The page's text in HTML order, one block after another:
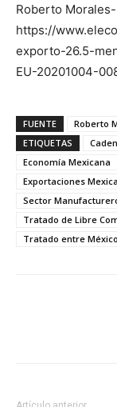
Roberto Morales-
https://
exporto-26.5-
EU-20201004-
FUENTE
Roberto
ETIQUETAS
Economía Mexicana
Exportaciones
Sector
Tratado de Libre
Tratado entre